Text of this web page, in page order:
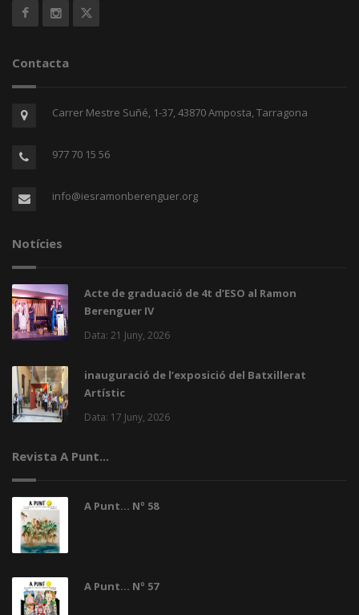
Contacta
Carrer Mestre Suñé, 1-37, 43870 Amposta, Tarragona
977 70 15 56
info@iesramonberenguer.org
Notícies
Acte de graduació de 4t d’ESO al Ramon
Berenguer IV
Data: 21 Juny, 2026
inauguració de l’exposició del Batxillerat
Artístic
Data: 17 Juny, 2026
Revista A Punt...
A Punt... Nº 58
A Punt... Nº 57